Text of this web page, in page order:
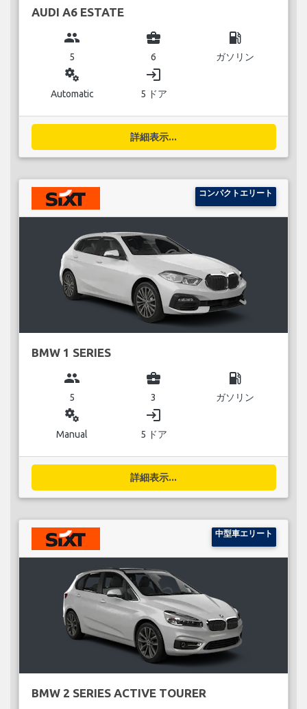
AUDI A6 ESTATE
group
5
business_center
6
local_gas_station
ガソリン
miscellaneous_services
Automatic
login
5 ドア
詳細表示...
コンパクトエリート
BMW 1 SERIES
group
5
business_center
3
local_gas_station
ガソリン
miscellaneous_services
Manual
login
5 ドア
詳細表示...
中型車エリート
BMW 2 SERIES ACTIVE TOURER